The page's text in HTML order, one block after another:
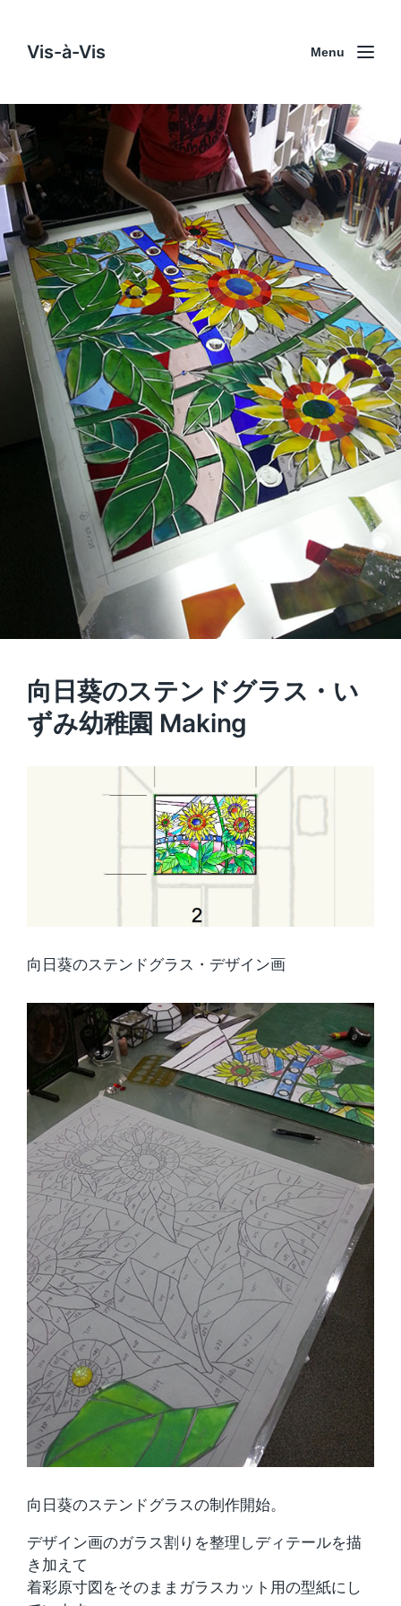
Vis-à-Vis Menu
向日葵のステンドグラス・い
ずみ幼稚園 Making
向日葵のステンドグラス・デザイン画
向日葵のステンドグラスの制作開始。
デザイン画のガラス割りを整理しディテールを描
き加えて
着彩原寸図をそのままガラスカット用の型紙にし